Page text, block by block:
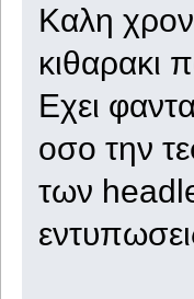
Καλη
κιθαρακι
Εχει
οσο την
των